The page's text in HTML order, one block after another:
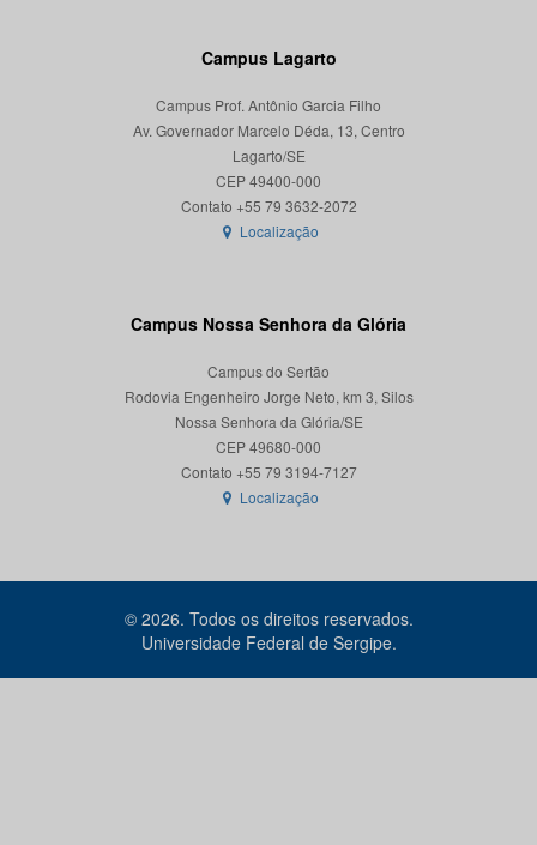
Campus Lagarto
Campus Prof. Antônio Garcia Filho
Av. Governador Marcelo Déda, 13, Centro
Lagarto/SE
CEP 49400-000
Localização
Campus Nossa Senhora da Glória
Campus do Sertão
Rodovia Engenheiro Jorge Neto, km 3, Silos
Nossa Senhora da Glória/SE
CEP 49680-000
Contato +55 79 3194-7127
Localização
© 2026. Todos os direitos reservados.
Universidade Federal de Sergipe.